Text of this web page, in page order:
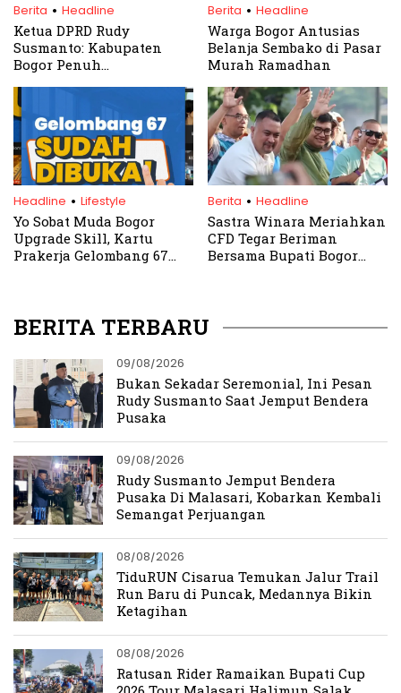
Berita Headline
Ketua DPRD Rudy
Susmanto: Kabupaten
Bogor Penuh
bagi Siapa Pun yang
Mencintai Bogor
Berita Headline
Warga Bogor Antusias
Belanja Sembako di Pasar
Murah Ramadhan
Headline . Lifestyle
Yo Sobat Muda Bogor
Upgrade Skill, Kartu
Prakerja Gelombang 67
Berita . Headline
Sastra Winara Meriahkan
CFD Tegar Beriman
Bersama Bupati Bogor
BERITA TERBARU
09/08/2026
Bukan Sekadar Seremonial, Ini Pesan
Rudy Susmanto Saat Jemput Bendera
Pusaka
09/08/2026
Rudy Susmanto Jemput Bendera
Pusaka Di Malasari, Kobarkan Kembali
Semangat Perjuangan
08/08/2026
TiduRUN Cisarua Temukan Jalur Trail
Run Baru di Puncak, Medannya Bikin
Ketagihan
08/08/2026
Ratusan Rider Ramaikan Bupati Cup